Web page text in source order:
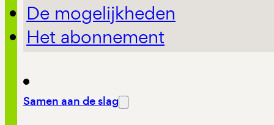
De mogelijkheden
Het abonnement
Samen aan de slag